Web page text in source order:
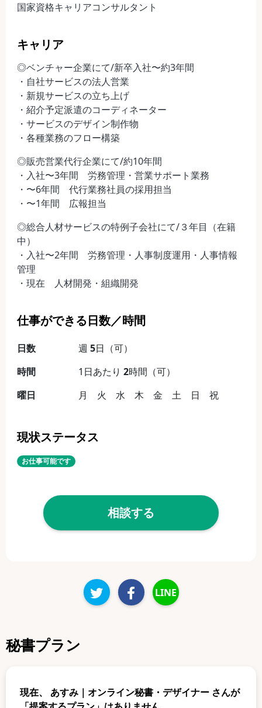
国家資格キャリアコンサルタント
キャリア
◎ベンチャー企業にて/新卒入社〜約3年間
・自社サービスの法人営業
・新規サービスの立ち上げ
・紹介予定派遣のコーディネーター
・サービスのデザイン制作物
・各種業務のフロー構築
◎販売営業代行企業にて/約10年間
・入社〜3年間 労務管理・営業サポート業務
・〜6年間 代行業務社員の採用担当
・〜1年間 広報担当
◎総合人材サービスの特例子会社にて/３年目（在籍
中）
・入社〜2年間 労務管理・人事制度運用・人事情報
管理
・現在 人材開発・組織開発
仕事ができる日数／時間
日数 週5日（可）
時間
1日あたり2時間（可）
曜日
月 火 水 木 金 土 日 祝
現状ステータス
お仕事可能です
相談する
LINE
秘書プラン
現在、 あすみ｜オンライン秘書・デザイナー さんが